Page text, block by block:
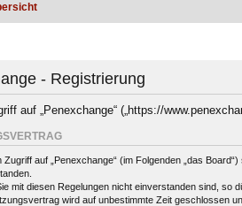
- Registrierung
auf „Penexchange“ („https://
Zugriff auf „Penexchange“ (im Folgenden „das
mit diesen Regelungen nicht einverstanden sind, so
wird auf unbestimmte Zeit geschlossen